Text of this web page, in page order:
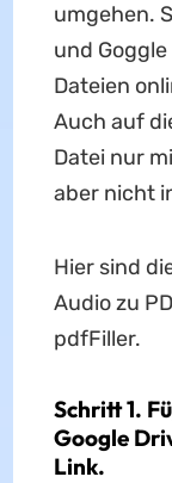
umgehen.
und
Dateien
Auch auf
Datei nur
aber nicht
Hier sind
Audio zu
pdfFiller.
Schritt 1.
Google
Link.